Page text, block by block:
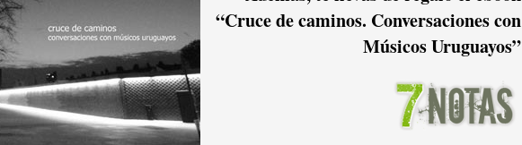
“Cruce de caminos. Conversaciones con
Músicos Uruguayos”